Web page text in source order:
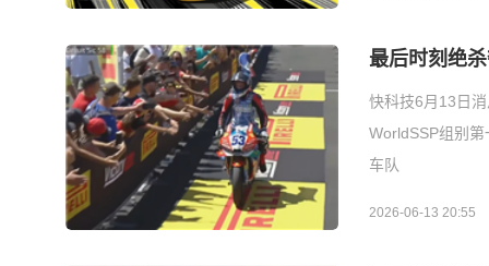
最后时刻绝
快科技6月13日
WorldSSP组别
车队
2026-06-13 20:55